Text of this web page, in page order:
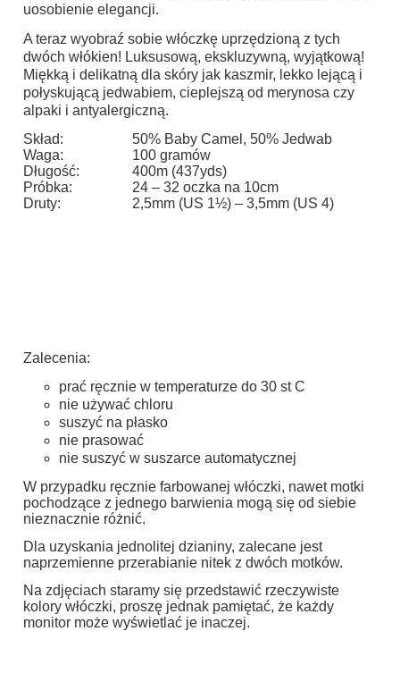
uosobienie elegancji.
A teraz wyobraź sobie włóczkę uprzędzioną z tych
dwóch włókien! Luksusową, ekskluzywną, wyjątkową!
Miękką i delikatną dla skóry jak kaszmir, lekko lejącą i
połyskującą jedwabiem, cieplejszą od merynosa czy
alpaki i antyalergiczną.
Skład:
50% Baby Camel, 50% Jedwab
Waga:
100 gramów
Długość:
400m (437yds)
Próbka:
24 – 32 oczka na 10cm
Druty:
2,5mm (US 1½) – 3,5mm (US 4)
Zalecenia:
prać ręcznie w temperaturze do 30 st C
nie używać chloru
suszyć na płasko
nie prasować
nie suszyć w suszarce automatycznej
W przypadku ręcznie farbowanej włóczki, nawet motki
pochodzące z jednego barwienia mogą się od siebie
nieznacznie różnić.
Dla uzyskania jednolitej dzianiny, zalecane jest
naprzemienne przerabianie nitek z dwóch motków.
Na zdjęciach staramy się przedstawić rzeczywiste
kolory włóczki, proszę jednak pamiętać, że każdy
monitor może wyświetlać je inaczej.